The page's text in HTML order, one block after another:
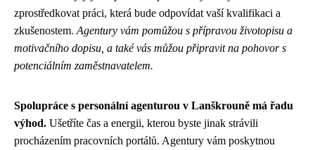
zprostředkovat práci, která bude odpovídat vaší kvalifikaci a
zkušenostem. Agentury vám pomůžou s přípravou životopisu a
motivačního dopisu, a také vás můžou připravit na pohovor s
potenciálním zaměstnavatelem.
Spolupráce s personální agenturou v Lanškrouně má řadu
výhod. Ušetříte čas a energii, kterou byste jinak strávili
procházením pracovních portálů. Agentury vám poskytnou